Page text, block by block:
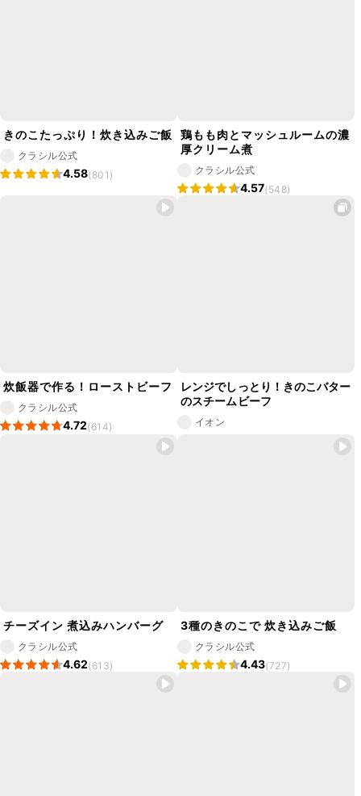
きのこたっぷり！炊き込みご飯
クラシル公式
4.58(801)
鶏もも肉とマッシュルームの濃
厚クリーム煮
クラシル公式
4.57(548)
炊飯器で作る！ローストビーフ
クラシル公式
4.72(614)
レンジでしっとり！きのこバター
のスチームビーフ
イオン
チーズイン 煮込みハンバーグ
クラシル公式
4.62(613)
3種のきのこで 炊き込みご飯
クラシル公式
4.43(727)